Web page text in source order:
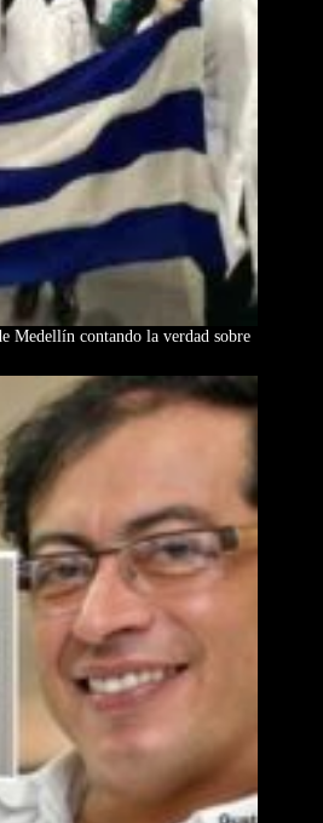
Medellín contando la verdad sobre